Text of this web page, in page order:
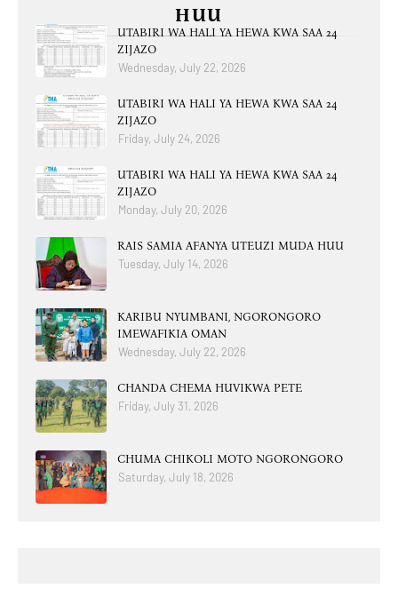
HUU
UTABIRI WA HALI YA HEWA KWA SAA 24
ZIJAZO
Wednesday, July 22, 2026
UTABIRI WA HALI YA HEWA KWA SAA 24
ZIJAZO
Friday, July 24, 2026
UTABIRI WA HALI YA HEWA KWA SAA 24
ZIJAZO
Monday, July 20, 2026
RAIS SAMIA AFANYA UTEUZI MUDA HUU
Tuesday, July 14, 2026
KARIBU NYUMBANI, NGORONGORO
IMEWAFIKIA OMAN
Wednesday, July 22, 2026
CHANDA CHEMA HUVIKWA PETE
Friday, July 31, 2026
CHUMA CHIKOLI MOTO NGORONGORO
Saturday, July 18, 2026